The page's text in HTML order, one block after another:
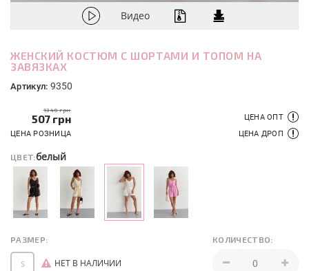
Видео
ЖЕНСКИЙ КОСТЮМ С ШОРТАМИ И ТОПОМ НА
ЗАВЯЗКАХ
Артикул: 9350
1340 грн
507 грн
ЦЕНА РОЗНИЦА
ЦЕНА ОПТ
ЦЕНА ДРОП
ЦВЕТ:белый
РАЗМЕР: КОЛИЧЕСТВО:
S НЕТ В НАЛИЧИИ